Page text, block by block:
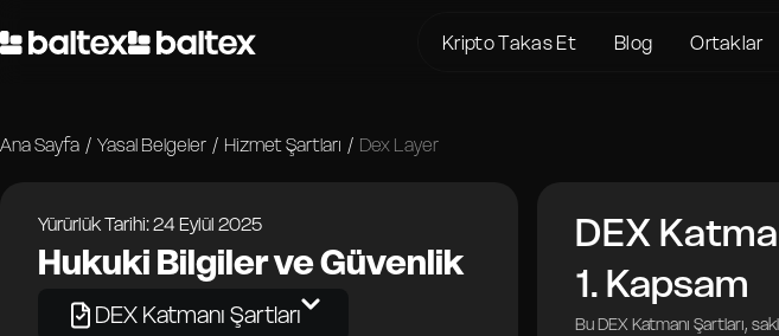
Kripto Takas Et
ETH için BTC
Blog Ortaklar
Gizlilik
Ana Sayfa / Yasal Belgeler / Hizmet Şartları / Dex Layer
Yürürlük Tarihi: 24 Eylül 2025
Hukuki Bilgiler ve Güvenlik
DEX Katmanı Şartları
DEX
1. Kapsam
Bu DEX Katmanı Şartları,